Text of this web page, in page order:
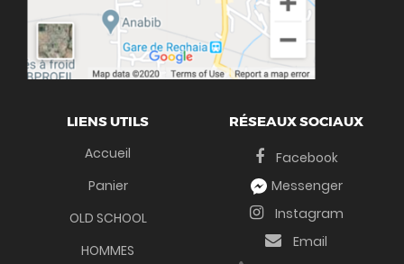
LIENS UTILS
Accueil
Panier
OLD SCHOOL
HOMMES
RÉSEAUX SOCIAUX
Facebook
Messenger
Instagram
Email